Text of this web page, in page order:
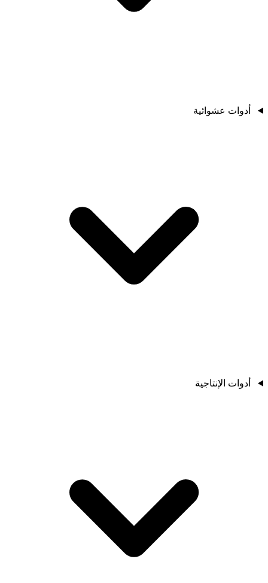
أدوات عشوائية
أدوات الإنتاجية